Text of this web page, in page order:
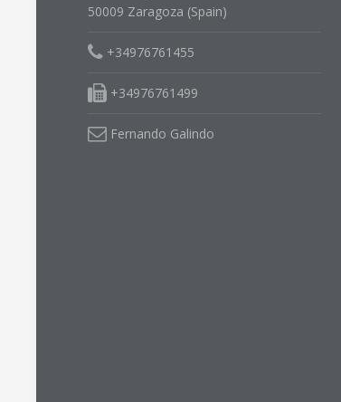
50009 Zaragoza (Spain)
+34976761455
+34976761499
Fernando Galindo